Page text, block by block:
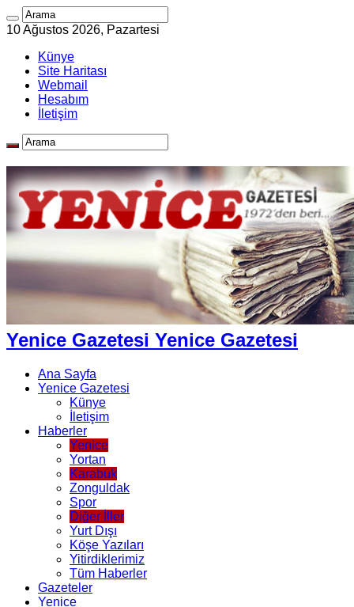
10 Ağustos 2026, Pazartesi
Künye
Site Haritası
Webmail
Hesabım
İletişim
Yenice Gazetesi Yenice Gazetesi
Ana Sayfa
Yenice Gazetesi
Künye
İletişim
Haberler
Yenice
Yortan
Karabük
Zonguldak
Spor
Diğer İller
Yurt Dışı
Köşe Yazıları
Yitirdiklerimiz
Tüm Haberler
Gazeteler
Yenice